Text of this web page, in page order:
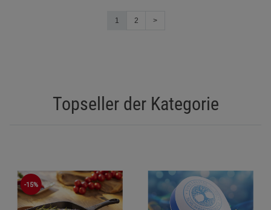
1 2 >
Topseller der Kategorie
-15%